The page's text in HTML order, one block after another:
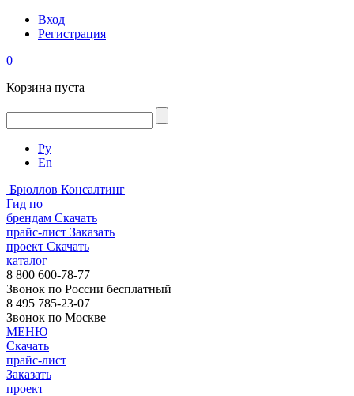
Вход
Регистрация
0
Корзина пуста
Ру
En
Брюллов Консалтинг
Гид по
брендам Скачать
прайс-лист Заказать
проект Скачать
каталог
8 800 600-78-77
Звонок по России бесплатный
8 495 785-23-07
Звонок по Москве
МЕНЮ
Скачать
прайс-лист
Заказать
проект